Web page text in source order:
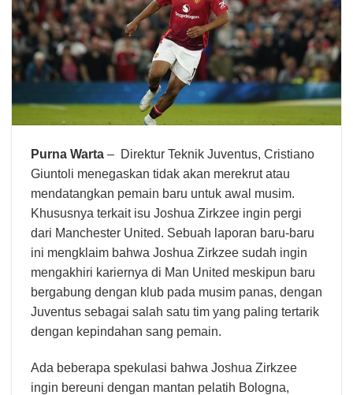
Purna Warta – Direktur Teknik Juventus, Cristiano
Giuntoli menegaskan tidak akan merekrut atau
mendatangkan pemain baru untuk awal musim.
Khususnya terkait isu Joshua Zirkzee ingin pergi
dari Manchester United. Sebuah laporan baru-baru
ini mengklaim bahwa Joshua Zirkzee sudah ingin
mengakhiri kariernya di Man United meskipun baru
bergabung dengan klub pada musim panas, dengan
Juventus sebagai salah satu tim yang paling tertarik
dengan kepindahan sang pemain.
Ada beberapa spekulasi bahwa Joshua Zirkzee
ingin bereuni dengan mantan pelatih Bologna,